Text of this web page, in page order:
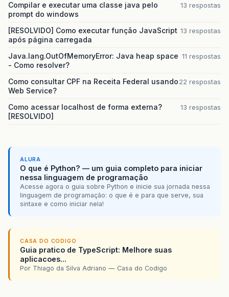
Compilar e executar uma classe java pelo
prompt do windows
13 respostas
[RESOLVIDO] Como executar função JavaScript
após página carregada
13 respostas
Java.lang.OutOfMemoryError: Java heap space
- Como resolver?
11 respostas
Como consultar CPF na Receita Federal usando
Web Service?
22 respostas
Como acessar localhost de forma externa?
[RESOLVIDO]
13 respostas
ALURA
O que é Python? — um guia completo para iniciar
nessa linguagem de programação
Acesse agora o guia sobre Python e inicie sua jornada nessa
linguagem de programação: o que é e para que serve, sua
sintaxe e como iniciar nela!
CASA DO CODIGO
Guia pratico de TypeScript: Melhore suas
aplicacoes...
Por Thiago da Silva Adriano — Casa do Codigo